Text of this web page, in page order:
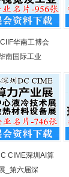
华南工博会
南国际工业
CIME深圳AI算
_第六届深